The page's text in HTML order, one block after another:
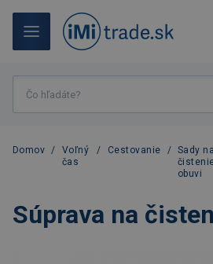
Domov /
Voľný
čas
/ Cestovanie / Sady na
obuvi
Súprava na